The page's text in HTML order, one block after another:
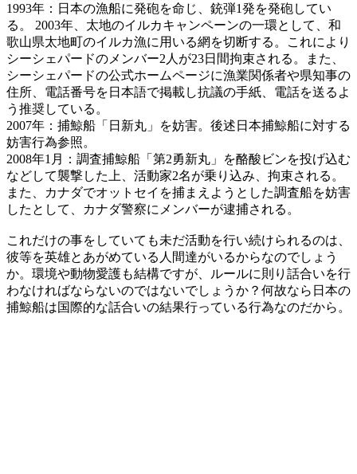
1993年：日本の漁船に発砲を命じ、銃弾1発を発砲してい
る。 2003年、太地のイルカキャンペーンの一環として、和
歌山県太地町のイルカ漁に用いる網を切断する。これにより
シーシェパードのメンバー2人が23日間拘束される。また、
シーシェパードの公式ホームページに漁業関係者や県知事の
住所、電話番号を日本語で掲載し抗議の手紙、電話を送るよ
う推奨している。
2007年：捕鯨船「日新丸」を妨害。後述日本捕鯨船に対する
妨害行為参照。
2008年1月：調査捕鯨船「第2勇新丸」を酪酸ビンを投げ込む
などして襲撃した上、活動家2名が乗り込み、拘束される。
また、カナダでオットセイを捕まえようとした調査船を妨害
したとして、カナダ警察にメンバーが逮捕される。
これだけの事をしていても未だ活動を行い続けられるのは、
彼等を英雄とあがめている人間達がいるからなのでしょう
か。環境や動物愛護も結構ですが、ルールに則り話合いを行
わなければならないのではないでしょうか？何故なら日本の
捕鯨船は国際的な話合いの結果行っている行為なのだから。